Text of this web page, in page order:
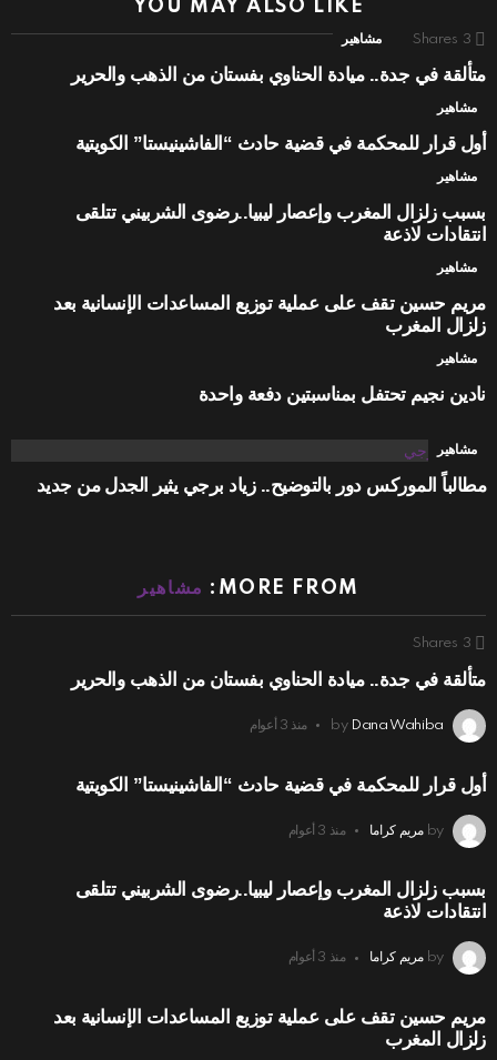
YOU MAY ALSO LIKE
3
Shares مشاهير
متألقة في جدة.. ميادة الحناوي بفستان من الذهب والحرير
مشاهير
أول قرار للمحكمة في قضية حادث “الفاشينيستا” الكويتية
مشاهير
بسبب زلزال المغرب وإعصار ليبيا..رضوى الشربيني تتلقى
انتقادات لاذعة
مشاهير
مريم حسين تقف على عملية توزيع المساعدات الإنسانية بعد
زلزال المغرب
مشاهير
نادين نجيم تحتفل بمناسبتين دفعة واحدة
مشاهير
مطالباً الموركس دور بالتوضيح.. زياد برجي يثير الجدل من جديد
MORE FROM: مشاهير
3
Shares
متألقة في جدة.. ميادة الحناوي بفستان من الذهب والحرير
by Dana Wahiba منذ 3 أعوام
أول قرار للمحكمة في قضية حادث “الفاشينيستا” الكويتية
by مريم كراما منذ 3 أعوام
بسبب زلزال المغرب وإعصار ليبيا..رضوى الشربيني تتلقى
انتقادات لاذعة
by مريم كراما منذ 3 أعوام
مريم حسين تقف على عملية توزيع المساعدات الإنسانية بعد
زلزال المغرب